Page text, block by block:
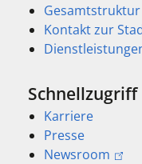
Kontakt zur
Schnellzugriff
Karriere
Presse
Newsroom